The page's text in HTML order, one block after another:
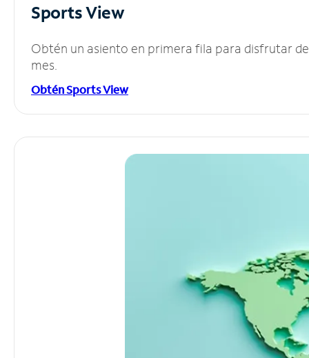
Sports View
Obtén un asiento en primera fila para disfrutar
mes.
Obtén Sports View